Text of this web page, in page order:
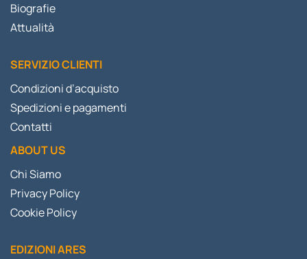
Biografie
Attualità
SERVIZIO CLIENTI
Condizioni d’acquisto
Spedizioni e pagamenti
Contatti
ABOUT US
Chi Siamo
Privacy Policy
Cookie Policy
EDIZIONI ARES